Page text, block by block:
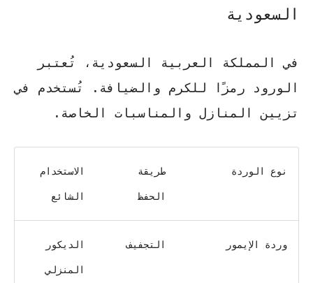
السعودية
في المملكة العربية السعودية، تُعتبر
الورود رمزًا للكرم والضيافة. تُستخدم في
تزيين المنازل والمناسبات الخاصة.
نوع الوردة طريقة
الحفظ
الاستخدام
الشائع
وردة الإيمور التجفيف الديكور
المنزلي